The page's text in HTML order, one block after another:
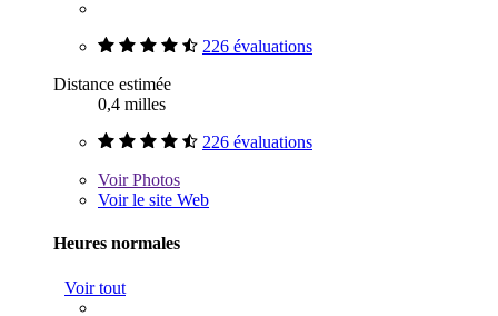
226 évaluations
Distance estimée
0,4 milles
226 évaluations
VoirPhotos
Voir le site Web
Heures normales
Voir tout